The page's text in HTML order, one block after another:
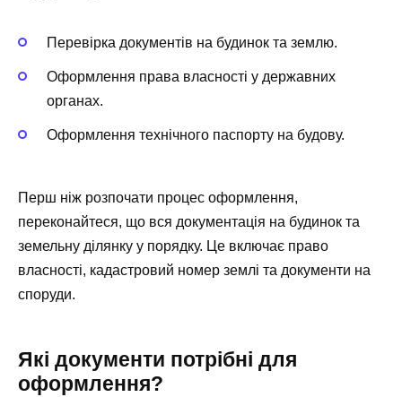
Перевірка документів на будинок та землю.
Оформлення права власності у державних
органах.
Оформлення технічного паспорту на будову.
Перш ніж розпочати процес оформлення,
переконайтеся, що вся документація на будинок та
земельну ділянку у порядку. Це включає право
власності, кадастровий номер землі та документи на
споруди.
Які документи потрібні для
оформлення?